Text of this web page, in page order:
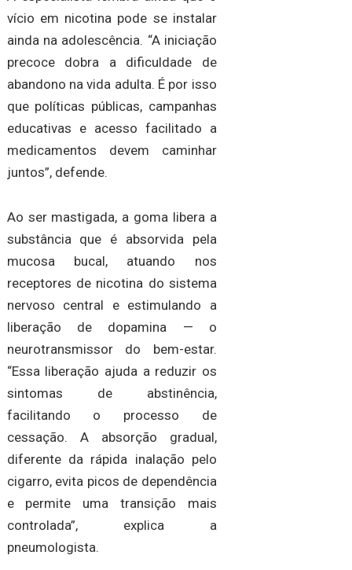
vício em nicotina pode se instalar
ainda na adolescência. “A iniciação
precoce dobra a dificuldade de
abandono na vida adulta. É por isso
que políticas públicas, campanhas
educativas e acesso facilitado a
medicamentos devem caminhar
juntos”, defende.
Ao ser mastigada, a goma libera a
substância que é absorvida pela
mucosa bucal, atuando nos
receptores de nicotina do sistema
nervoso central e estimulando a
liberação de dopamina — o
neurotransmissor do bem-estar.
“Essa liberação ajuda a reduzir os
sintomas de abstinência,
facilitando o processo de
cessação. A absorção gradual,
diferente da rápida inalação pelo
cigarro, evita picos de dependência
e permite uma transição mais
controlada”, explica a
pneumologista.